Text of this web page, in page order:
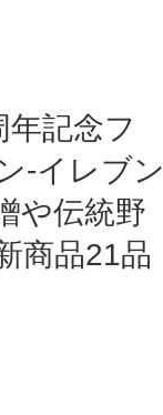
記念フ
-イレブン
や伝統野
商品21品